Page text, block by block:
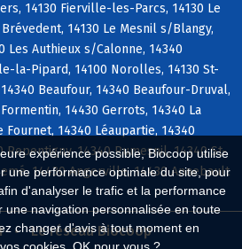
expérience possible, Biocoop utilise
une performance optimale du site, pour
d'analyser le trafic et la performance
une navigation personnalisée en toute
changer d'avis à tout moment en
14130 Fierville-les-Parcs, 14130 Le
14130 Le Mesnil s/Blangy,
Les Authieux s/Calonne, 14340
la-Pipard, 14100 Norolles, 14130 St-
Beaufour, 14340 Beaufour-Druval,
14430 Gerrots, 14340 La
Fournet, 14340 Léaupartie, 14340
14340 Rumesnil, 14340 St-
14430 Angerville, 14430 Annebault
Le réseau Biocoop